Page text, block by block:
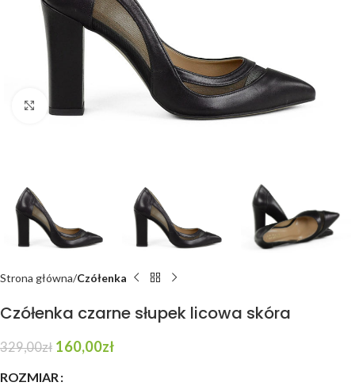
Click to enlarge
Strona główna Czółenka
Czółenka czarne słupek licowa skóra
329,00zł 160,00zł
ROZMIAR